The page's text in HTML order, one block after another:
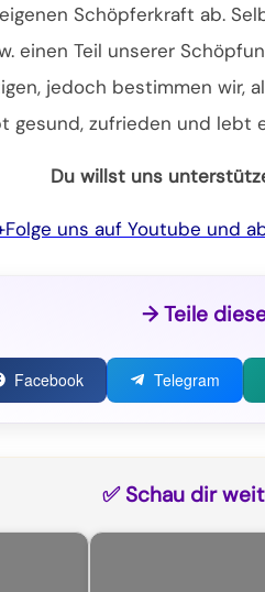
Schöpferkraft ab.
einen Teil unserer
jedoch bestimmen wir,
gesund, zufrieden und lebt
Du willst uns
uns auf Youtube und
→ Teile
Facebook Telegram
✅ Schau dir